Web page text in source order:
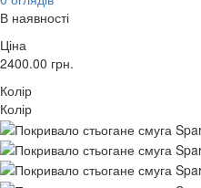
В наявності
Ціна
2400.00 грн.
Колір
Колір